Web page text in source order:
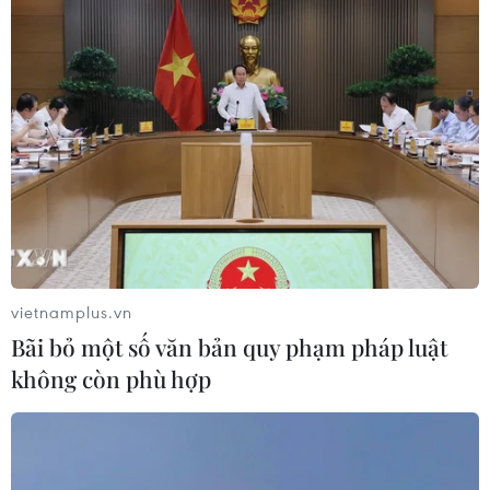
ASEAN Cup 2026: Tuyển Việt Nam
bước vào thử thách lớn nhất
03/08/2026 13:04
Xem trực tiếp Indonesia-Việt Nam tại
ASEAN Cup 2026 trên kênh nào?
03/08/2026 09:21
Đội tuyển Việt Nam đặt mục
tiêu 3 điểm, cảnh báo Indonesia
vietnamplus.vn
Bãi bỏ một số văn bản quy phạm pháp luật
không còn phù hợp